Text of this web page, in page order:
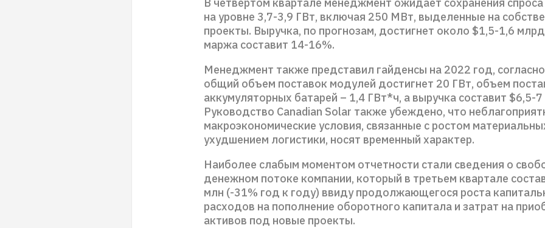
на уровне 3,7-3,9 ГВт, включая 250 МВт, выделенные на
проекты. Выручка, по прогнозам, достигнет около $1,5-1,6
маржа составит 14-16%.
Менеджмент также представил гайденсы на 2022 год,
общий объем поставок модулей достигнет 20 ГВт, объем
аккумуляторных батарей – 1,4 ГВт*ч, а выручка составит $6,5-
Руководство Canadian Solar также убеждено, что
макроэкономические условия, связанные с ростом
ухудшением логистики, носят временный характер.
Наиболее слабым моментом отчетности стали сведения о
денежном потоке компании, который в третьем квартале
млн (-31% год к году) ввиду продолжающегося роста
расходов на пополнение оборотного капитала и затрат на
активов под новые проекты.